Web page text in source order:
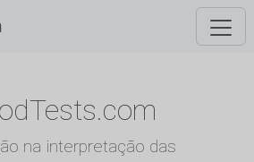
na interpretação das